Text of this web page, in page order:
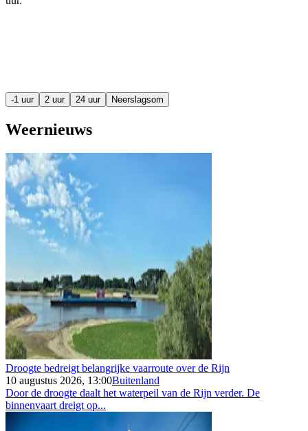
-1 uur 2 uur 24 uur Neerslagsom
Weernieuws
Droogte bedreigt belangrijke vaarroute over de Rijn
10 augustus 2026, 13:00Buitenland
Door de droogte daalt het waterpeil van de Rijn verder. De
binnenvaart dreigt op...